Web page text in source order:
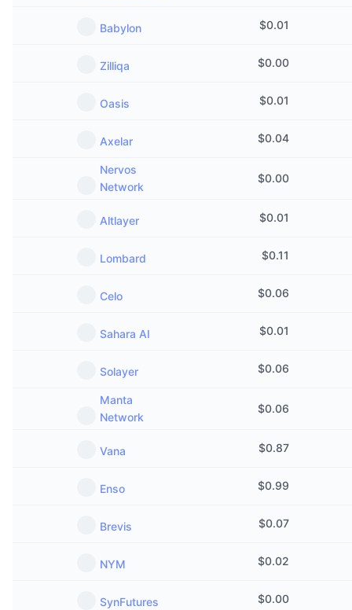
Babylon $0.01
Zilliqa $0.00
Oasis $0.01
Axelar $0.04
Nervos
Network
$0.00
Altlayer $0.01
Lombard $0.11
Celo $0.06
Sahara AI $0.01
Solayer $0.06
Manta
Network
$0.06
Vana $0.87
Enso $0.99
Brevis $0.07
NYM $0.02
SynFutures $0.00